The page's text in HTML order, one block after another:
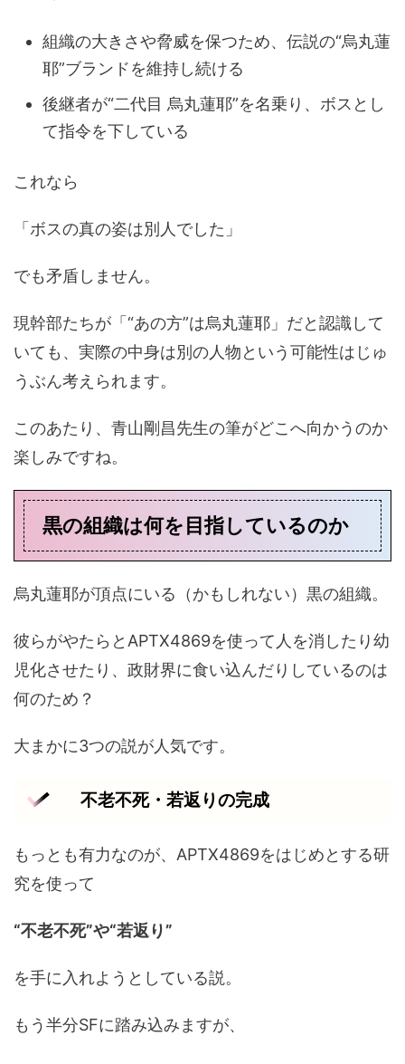
組織の大きさや脅威を保つため、伝説の“烏丸蓮
耶”ブランドを維持し続ける
後継者が“二代目 烏丸蓮耶”を名乗り、ボスとし
て指令を下している
これなら
「ボスの真の姿は別人でした」
でも矛盾しません。
現幹部たちが「“あの方”は烏丸蓮耶」だと認識して
いても、実際の中身は別の人物という可能性はじゅ
うぶん考えられます。
このあたり、青山剛昌先生の筆がどこへ向かうのか
楽しみですね。
黒の組織は何を目指しているのか
烏丸蓮耶が頂点にいる（かもしれない）黒の組織。
彼らがやたらとAPTX4869を使って人を消したり幼
児化させたり、政財界に食い込んだりしているのは
何のため？
大まかに3つの説が人気です。
不老不死・若返りの完成
もっとも有力なのが、APTX4869をはじめとする研
究を使って
“不老不死”や“若返り”
を手に入れようとしている説。
もう半分SFに踏み込みますが、